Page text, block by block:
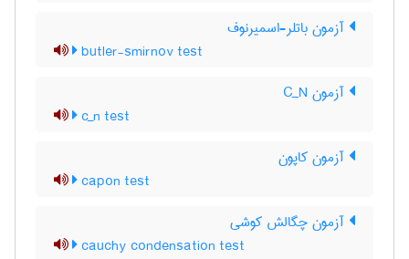
آزمون باتلر-اسمیرنوف
butler-smirnov test
آزمون C‌_‌N
c_n test
آزمون کاپون
capon test
آزمون چگالش کوشی
cauchy condensation test